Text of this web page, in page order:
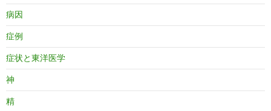
病因
症例
症状と東洋医学
神
精